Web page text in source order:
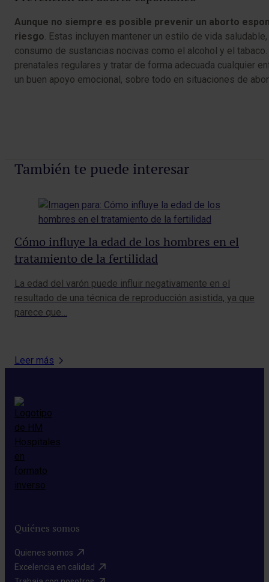
Aunque no siempre es posible prevenir un aborto
riesgo. Estas incluyen mantener un estilo de vida
consumo de sustancias nocivas como el alcohol y el
prenatales regulares y tratar de forma adecuada cualquier
un buen apoyo emocional, sobre todo en situaciones de
También te puede interesar
Cómo influye la edad de los hombres en el
tratamiento de la fertilidad
La edad del varón puede influir negativamente en el
resultado de una técnica de reproducción asistida, ya que
parece que…
Leer más
Quiénes somos
Quienes somos​
Excelencia en calidad​